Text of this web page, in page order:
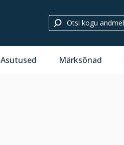
Asutused Märksõnad